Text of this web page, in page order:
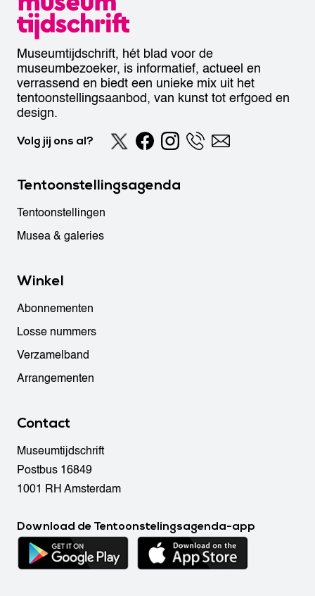
Museumtijdschrift, hét blad voor de
museumbezoeker, is informatief, actueel en
verrassend en biedt een unieke mix uit het
tentoonstellingsaanbod, van kunst tot erfgoed en
design.
Volg jij ons al?
Tentoonstellingsagenda
Tentoonstellingen
Musea & galeries
Winkel
Abonnementen
Losse nummers
Verzamelband
Arrangementen
Contact
Museumtijdschrift
Postbus 16849
1001 RH Amsterdam
Download de Tentoonstelingsagenda-app